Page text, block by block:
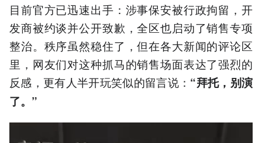
目前官方已迅速出手：涉事保安被行政拘留，开
发商被约谈并公开致歉，全区也启动了销售专项
整治。秩序虽然稳住了，但在各大新闻的评论区
里，网友们对这种抓马的销售场面表达了强烈的
反感，更有人半开玩笑似的留言说： “拜托，别演
了。”